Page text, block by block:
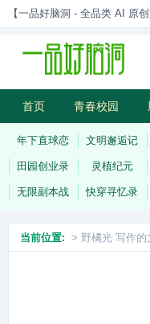
【一品好脑洞 - 全品类 AI 原
首页 青春校园
历史权谋 武侠江湖
年下直球恋 文明邂逅记
田园创业录 灵植纪元
无限副本战 快穿寻忆录
当前位置: > 野橘光 写作的